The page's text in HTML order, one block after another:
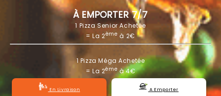
VOTRE COMPTE
NOTRE RESTAURANT
VOS AVIS
MENTIONS LÉGALES
À EMPORTER 7/7
1 Pizza Senior Achetée
= La 2ème à 2€
1 Pizza Méga Achetée
= La 2èmeà 4€
En Livraison A Emporter